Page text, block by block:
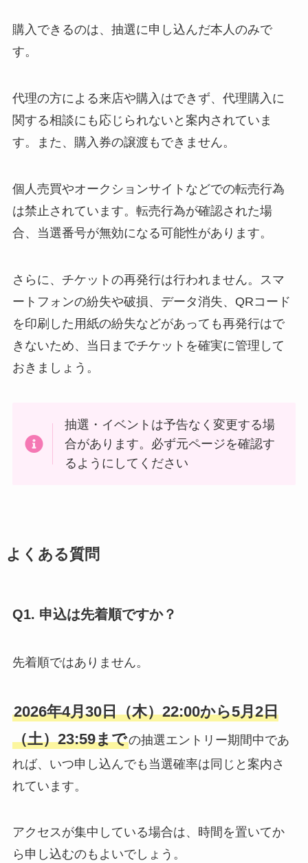
購入できるのは、抽選に申し込んだ本人のみで
す。
代理の方による来店や購入はできず、代理購入に
関する相談にも応じられないと案内されていま
す。また、購入券の譲渡もできません。
個人売買やオークションサイトなどでの転売行為
は禁止されています。転売行為が確認された場
合、当選番号が無効になる可能性があります。
さらに、チケットの再発行は行われません。スマ
ートフォンの紛失や破損、データ消失、QRコード
を印刷した用紙の紛失などがあっても再発行はで
きないため、当日までチケットを確実に管理して
おきましょう。
抽選・イベントは予告なく変更する場
合があります。必ず元ページを確認す
るようにしてください
よくある質問
Q1. 申込は先着順ですか？
先着順ではありません。
2026年4月30日（木）22:00から5月2日
（土）23:59までの抽選エントリー期間中であ
れば、いつ申し込んでも当選確率は同じと案内さ
れています。
アクセスが集中している場合は、時間を置いてか
ら申し込むのもよいでしょう。